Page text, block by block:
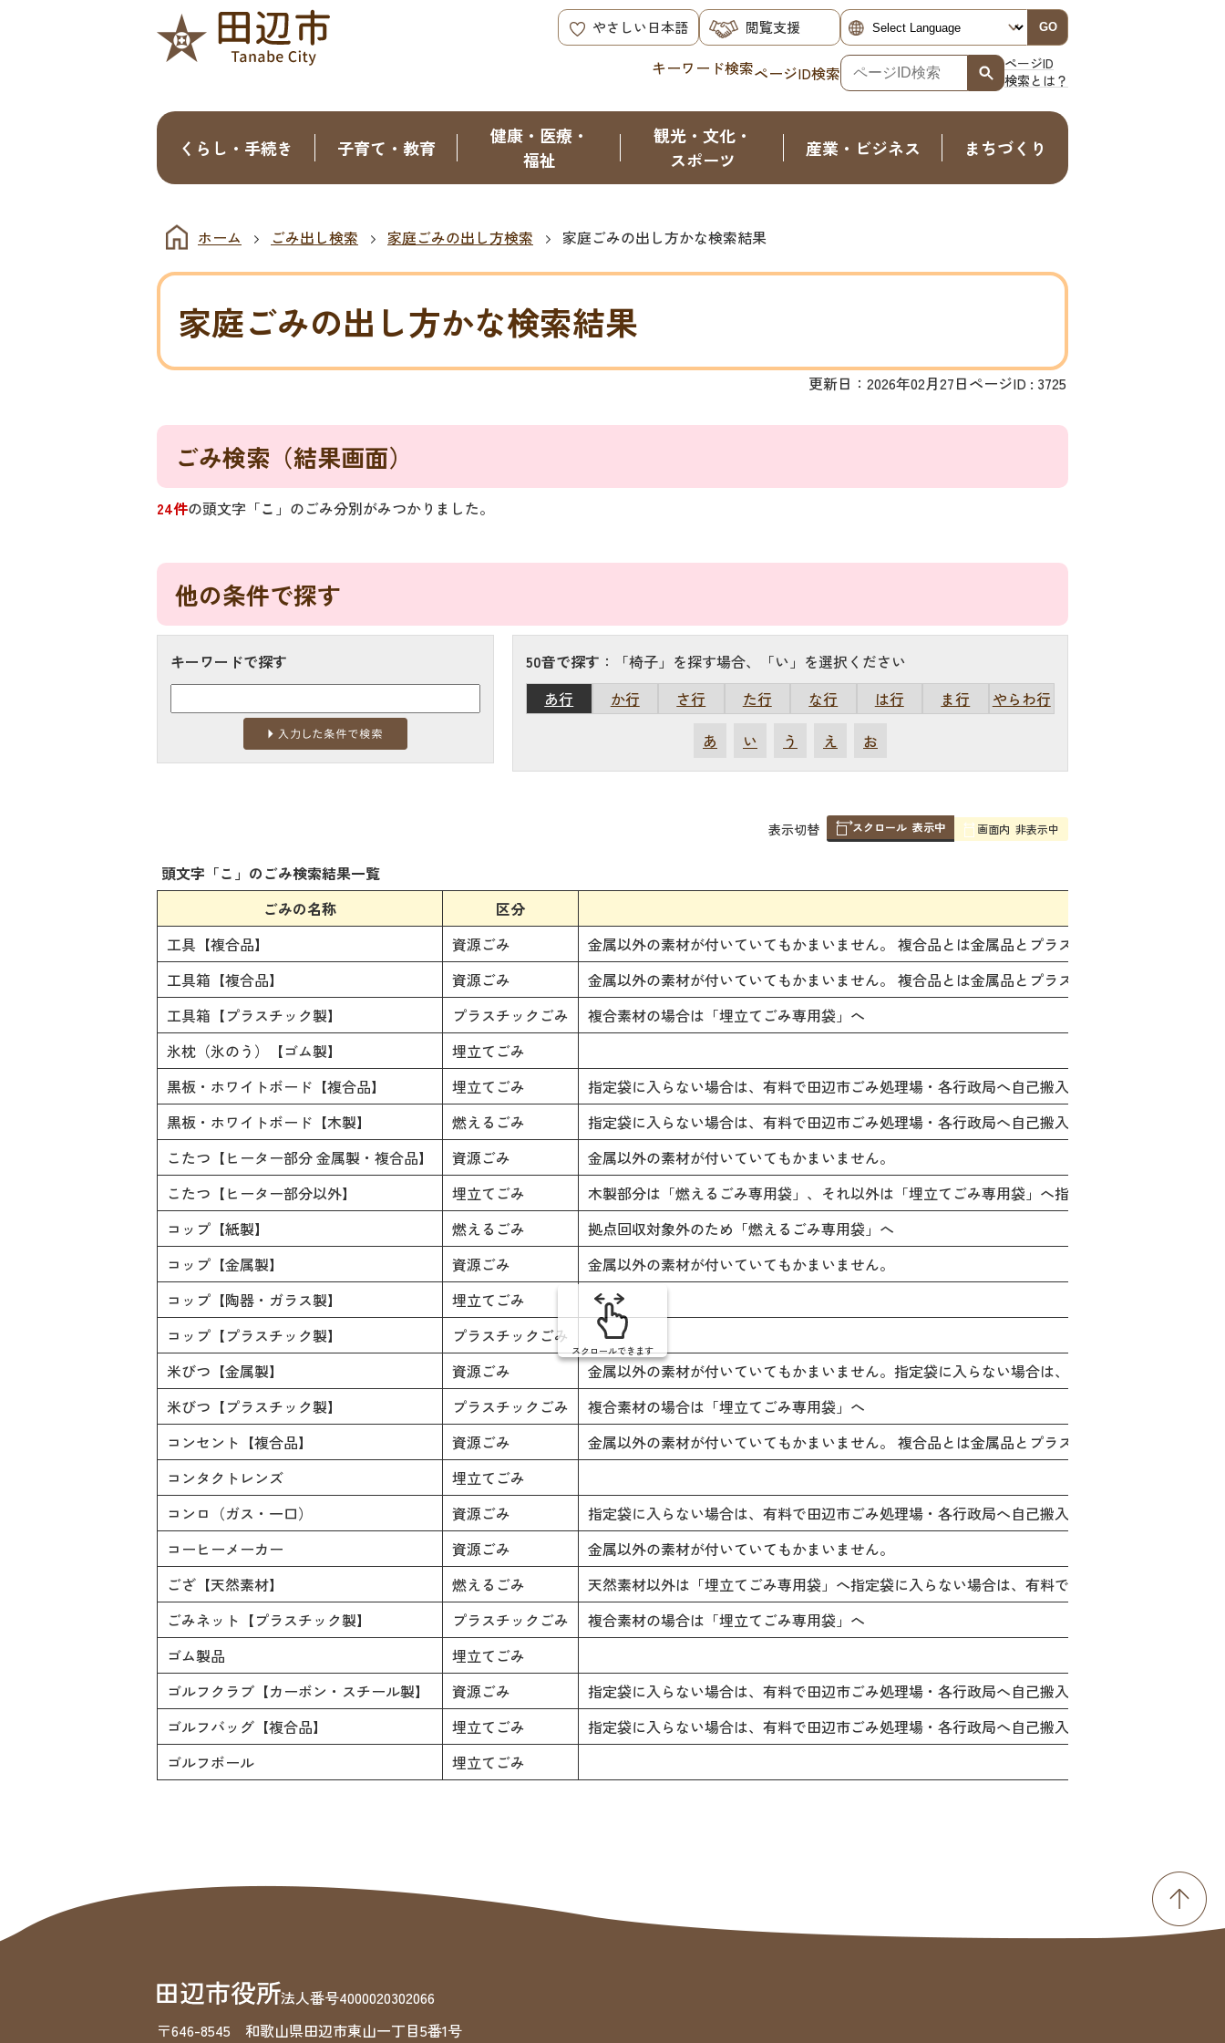
やさしい日本語 閲覧支援 GO
キーワード検索ページID検索
ページID
検索とは？
くらし・手続き 子育て・教育
健康・医療・
福祉
観光・文化・
スポーツ
産業・ビジネス まちづくり
ホーム ごみ出し検索 家庭ごみの出し方検索 家庭ごみの出し方かな検索結果
家庭ごみの出し方かな検索結果
更新日：2026年02月27日ページID : 3725
ごみ検索 （結果画面）
24件の頭文字「こ 」のごみ分別がみつかりました。
他の条件で探す
キーワードで探す 50音で探す ：「椅子」を探す場合、「い」を選択ください
あ行
か行 さ行 た行 な行 は行 ま行
やらわ行
あ
い う え お
表
表示切替 スクロール 表示中 画面内 非表示中
頭文字「こ 」のごみ検索結果一覧
ごみの名称
区分
工具【複合品】
資源ごみ
金属以外の素材が付いていてもかまいません。 複合品とは金属品とプラスチックを合わせた品
工具箱【複合品】
資源ごみ
金属以外の素材が付いていてもかまいません。 複合品とは金属品とプラスチックを合わせた品
工具箱【プラスチック製】
プラスチックごみ
複合素材の場合は「埋立てごみ専用袋」へ
氷枕（氷のう）【ゴム製】
埋立てごみ
黒板・ホワイトボード【複合品】
埋立てごみ
指定袋に入らない場合は、有料で田辺市ごみ処理場・各行政局へ自己搬入されるか「特別収集
黒板・ホワイトボード【木製】
燃えるごみ
指定袋に入らない場合は、有料で田辺市ごみ処理場・各行政局へ自己搬入されるか「特別収集」
こたつ【ヒーター部分 金属製・複合品】
資源ごみ
金属以外の素材が付いていてもかまいません。
こたつ【ヒーター部分以外】
埋立てごみ
木製部分は「燃えるごみ専用袋」、それ以外は「埋立てごみ専用袋」へ指定袋に入らない場合
コップ【紙製】
燃えるごみ
拠点回収対象外のため「燃えるごみ専用袋」へ
コップ【金属製】
資源ごみ
金属以外の素材が付いていてもかまいません。
コップ【陶器・ガラス製】
埋立てごみ
コップ【プラスチック製】
プラスチックごみ
米びつ【金属製】
資源ごみ
金属以外の素材が付いていてもかまいません。指定袋に入らない場合は、有料で田辺市ごみ処
米びつ【プラスチック製】
プラスチックごみ
複合素材の場合は「埋立てごみ専用袋」へ
コンセント【複合品】
資源ごみ
金属以外の素材が付いていてもかまいません。 複合品とは金属品とプラスチックを合わせた品
コンタクトレンズ
埋立てごみ
コンロ（ガス・一口）
資源ごみ
指定袋に入らない場合は、有料で田辺市ごみ処理場・各行政局へ自己搬入されるか「特別収集」
コーヒーメーカー
資源ごみ
金属以外の素材が付いていてもかまいません。
ござ【天然素材】
燃えるごみ
天然素材以外は「埋立てごみ専用袋」へ指定袋に入らない場合は、有料で田辺市ごみ処理場・
ごみネット【プラスチック製】
プラスチックごみ
複合素材の場合は「埋立てごみ専用袋」へ
ゴム製品
埋立てごみ
ゴルフクラブ【カーボン・スチール製】
資源ごみ
指定袋に入らない場合は、有料で田辺市ごみ処理場・各行政局へ自己搬入されるか「特別収集」
ゴルフバッグ【複合品】
埋立てごみ
指定袋に入らない場合は、有料で田辺市ごみ処理場・各行政局へ自己搬入されるか「特別収集
ゴルフボール
埋立てごみ
スクロールできます
法人番号4000020302066
〒646-8545 和歌山県田辺市東山一丁目5番1号